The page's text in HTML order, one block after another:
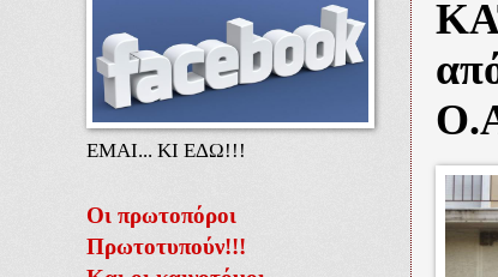
ΕΜΑΙ... ΚΙ ΕΔΩ!!!
Οι πρωτοπόροι
Πρωτοτυπούν!!!